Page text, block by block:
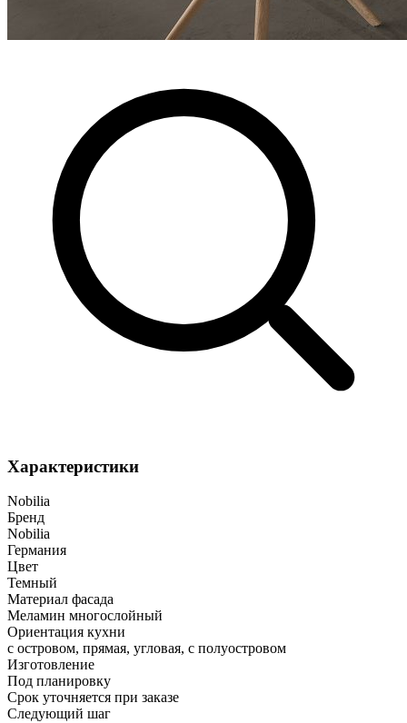
Характеристики
Nobilia
Бренд
Nobilia
Германия
Цвет
Темный
Материал фасада
Меламин многослойный
Ориентация кухни
с островом, прямая, угловая, с полуостровом
Изготовление
Под планировку
Срок уточняется при заказе
Следующий шаг